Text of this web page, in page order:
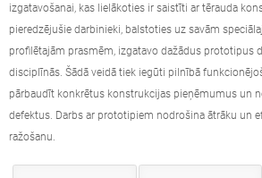
izgatavošanai, kas lielākoties ir saistīti ar tērauda
pieredzējušie darbinieki, balstoties uz savām
profilētajām prasmēm, izgatavo dažādus prototipus
disciplīnās. Šādā veidā tiek iegūti pilnībā
pārbaudīt konkrētus konstrukcijas pieņēmumus un
defektus. Darbs ar prototipiem nodrošina ātrāku un
ražošanu.